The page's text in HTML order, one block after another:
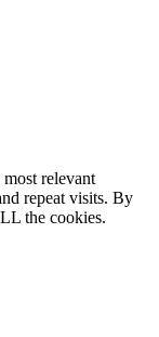
relevant
repeat visits. By
the cookies.